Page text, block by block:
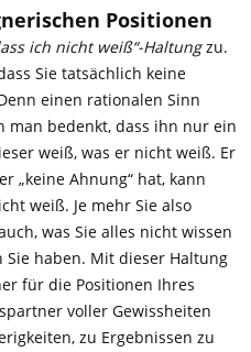
Positionen
ich nicht weiß“-Haltungzu.
Sie tatsächlich keine
einen rationalen Sinn
man bedenkt, dass ihn nur ein
weiß, was er nicht weiß. Er
„keine Ahnung“ hat, kann
weiß. Je mehr Sie also
was Sie alles nicht wissen
haben. Mit dieser Haltung
für die Positionen Ihres
voller Gewissheiten
zu Ergebnissen zu